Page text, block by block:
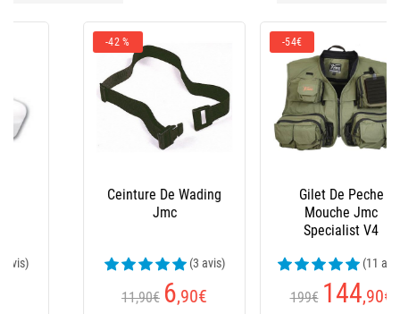
Gilet De Peche
(11 avis)
144,90€
Veste Homme Jmc
Tempete - Olive
(2 avis)
136 ,90€